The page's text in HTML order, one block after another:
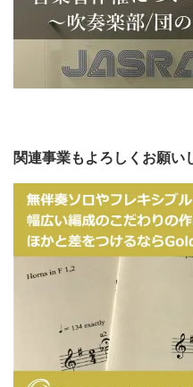
関連事業もよろしくお願い